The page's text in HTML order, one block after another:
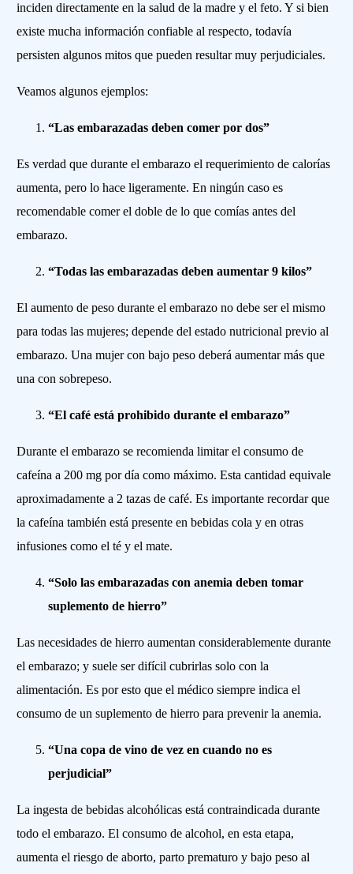
inciden directamente en la salud de la madre y el feto. Y si bien
existe mucha información confiable al respecto, todavía
persisten algunos mitos que pueden resultar muy perjudiciales.
Veamos algunos ejemplos:
“Las embarazadas deben comer por dos”
Es verdad que durante el embarazo el requerimiento de calorías
aumenta, pero lo hace ligeramente. En ningún caso es
recomendable comer el doble de lo que comías antes del
embarazo.
“Todas las embarazadas deben aumentar 9 kilos”
El aumento de peso durante el embarazo no debe ser el mismo
para todas las mujeres; depende del estado nutricional previo al
embarazo. Una mujer con bajo peso deberá aumentar más que
una con sobrepeso.
“El café está prohibido durante el embarazo”
Durante el embarazo se recomienda limitar el consumo de
cafeína a 200 mg por día como máximo. Esta cantidad equivale
aproximadamente a 2 tazas de café. Es importante recordar que
la cafeína también está presente en bebidas cola y en otras
infusiones como el té y el mate.
“Solo las embarazadas con anemia deben tomar
suplemento de hierro”
Las necesidades de hierro aumentan considerablemente durante
el embarazo; y suele ser difícil cubrirlas solo con la
alimentación. Es por esto que el médico siempre indica el
consumo de un suplemento de hierro para prevenir la anemia.
“Una copa de vino de vez en cuando no es
perjudicial”
La ingesta de bebidas alcohólicas está contraindicada durante
todo el embarazo. El consumo de alcohol, en esta etapa,
aumenta el riesgo de aborto, parto prematuro y bajo peso al